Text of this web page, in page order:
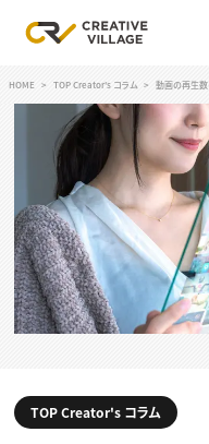
ログイン
RECRUIT
クリエイター求人を探す
CREATIVE JOB求人
特集求人
採用説明会
スキルアップしたい！
HOME TOP Creator's コラム 動画の再生数
TOP Creator's コラム